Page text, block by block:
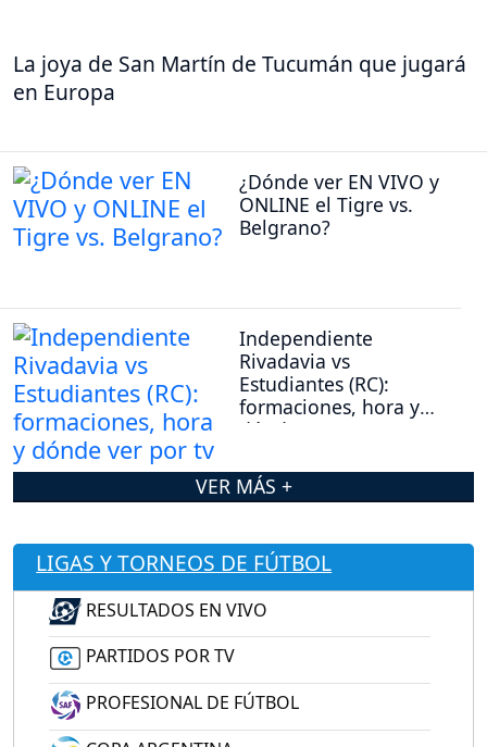
La joya de San Martín de Tucumán que jugará
en Europa
¿Dónde ver EN VIVO y
ONLINE el Tigre vs.
Belgrano?
Independiente
Rivadavia vs
Estudiantes (RC):
formaciones, hora y
dónde ver por tv
VER MÁS +
LIGAS Y TORNEOS DE FÚTBOL
RESULTADOS EN VIVO
PARTIDOS POR TV
PROFESIONAL DE FÚTBOL